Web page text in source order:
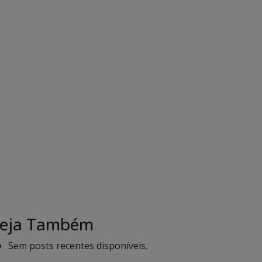
Também
Sem posts recentes disponíveis.